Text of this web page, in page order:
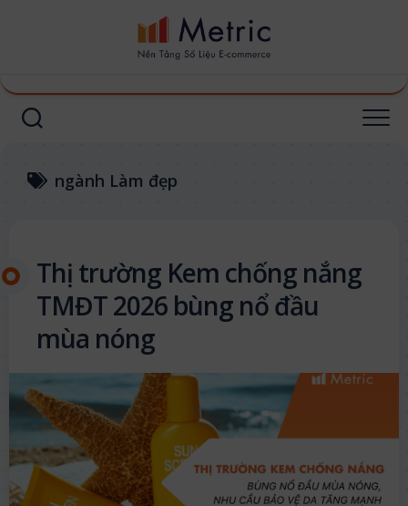
ngành Làm đẹp
Thị trường Kem chống nắng
TMĐT 2026 bùng nổ đầu
mùa nóng